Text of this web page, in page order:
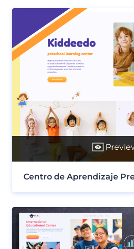
Centro de Aprendizaje